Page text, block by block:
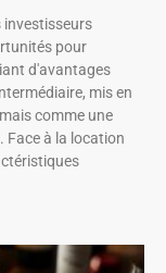
investisseurs
pour
d'avantages
mis en
comme une
à la location